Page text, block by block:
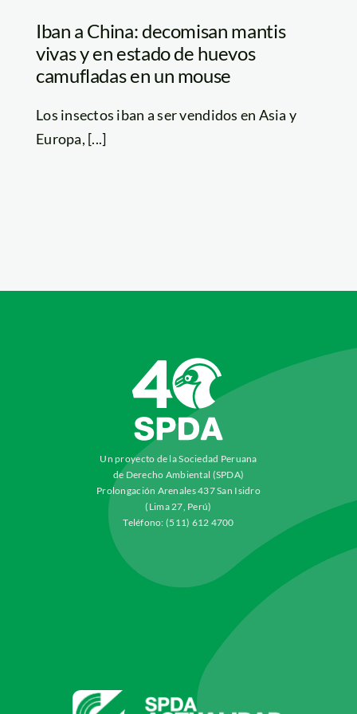
Iban a China: decomisan mantis
vivas y en estado de huevos
camufladas en un mouse
Los insectos iban a ser vendidos en Asia y
Europa, [...]
Un proyecto de la Sociedad Peruana
de Derecho Ambiental (SPDA)
Prolongación Arenales 437 San Isidro
(Lima 27, Perú)
Teléfono: (511) 612 4700